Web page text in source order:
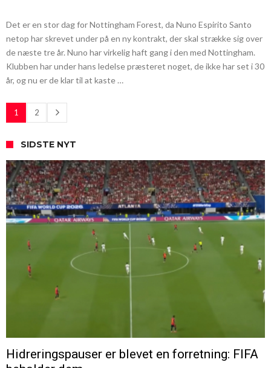
Det er en stor dag for Nottingham Forest, da Nuno Espirito Santo
netop har skrevet under på en ny kontrakt, der skal strække sig over
de næste tre år. Nuno har virkelig haft gang i den med Nottingham.
Klubben har under hans ledelse præsteret noget, de ikke har set i 30
år, og nu er de klar til at kaste …
1 2
SIDSTE NYT
Hidreringspauser er blevet en forretning: FIFA